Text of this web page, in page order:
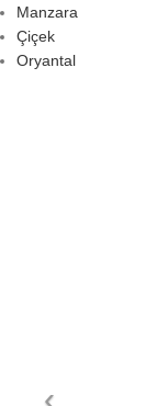
Manzara
Çiçek
Oryantal